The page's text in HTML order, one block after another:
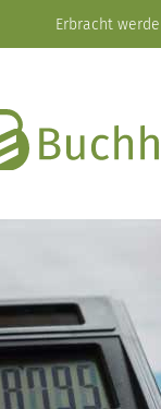
Erbracht